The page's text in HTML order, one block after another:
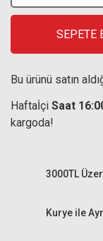
SEPETE
Bu ürünü satın
Haftaİçi Saat
kargoda!
Kurye ile
3000TL